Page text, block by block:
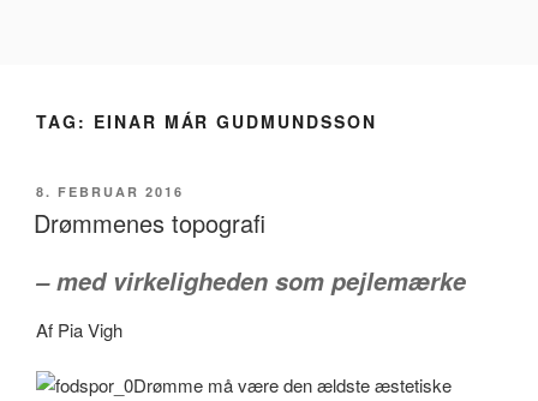
TAG: EINAR MÁR GUDMUNDSSON
UDGIVET
DEN
8. FEBRUAR 2016
Drømmenes topografi
– med virkeligheden som pejlemærke
Af Pia Vigh
Drømme må være den ældste æstetiske